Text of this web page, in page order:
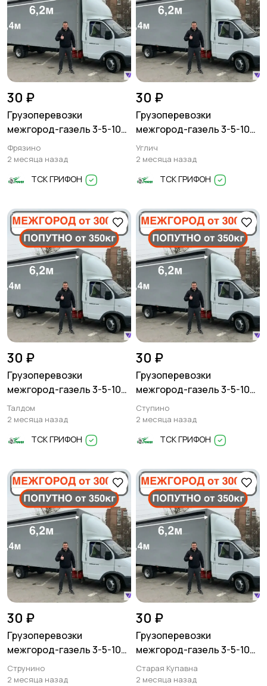
30 ₽
Грузоперевозки
межгород-газель 3-5-10
тонн
Фрязино
2 месяца назад
ТСК ГРИФОН
30 ₽
Грузоперевозки
межгород-газель 3-5-10
тонн
Углич
2 месяца назад
ТСК ГРИФОН
30 ₽
Грузоперевозки
межгород-газель 3-5-10
тонн
Талдом
2 месяца назад
ТСК ГРИФОН
30 ₽
Грузоперевозки
межгород-газель 3-5-10
тонн
Ступино
2 месяца назад
ТСК ГРИФОН
30 ₽
Грузоперевозки
межгород-газель 3-5-10
тонн
Струнино
2 месяца назад
30 ₽
Грузоперевозки
межгород-газель 3-5-10
тонн
Старая Купавна
2 месяца назад